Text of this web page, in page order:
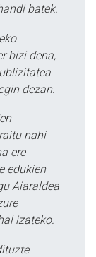
batek.
bizi dena,
dezan.
nahi
ere
edukien
Aiaraldea
izateko.